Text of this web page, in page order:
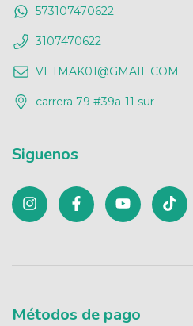
573107470622
3107470622
VETMAK01@GMAIL.COM
carrera 79 #39a-11 sur
Siguenos
Métodos de pago